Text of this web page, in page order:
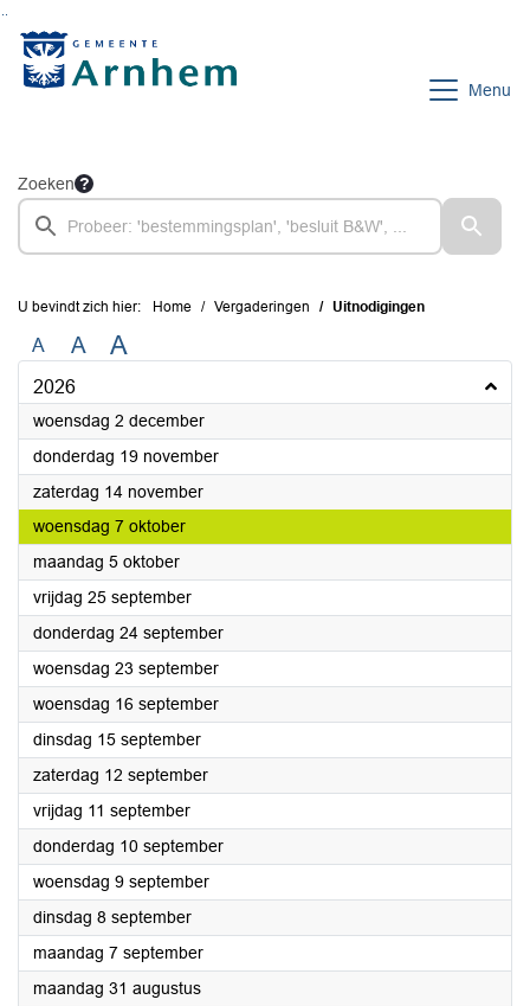
Menu
Zoeken
U bevindt zich hier: Home Vergaderingen Uitnodigingen
A A A
2026
woensdag 2 december2026
donderdag 19 november2026
zaterdag 14 november2026
woensdag 7 oktober2026
maandag 5 oktober2026
vrijdag 25 september2026
donderdag 24 september2026
woensdag 23 september2026
woensdag 16 september2026
dinsdag 15 september2026
zaterdag 12 september2026
vrijdag 11 september2026
donderdag 10 september2026
woensdag 9 september2026
dinsdag 8 september2026
maandag 7 september2026
maandag 31 augustus2026